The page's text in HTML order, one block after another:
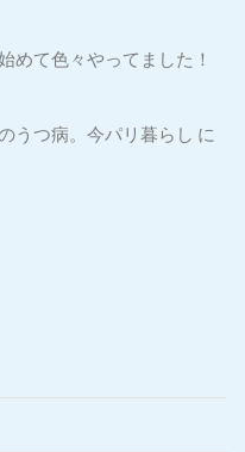
めて色々やってました！
うつ病。今パリ暮らし に